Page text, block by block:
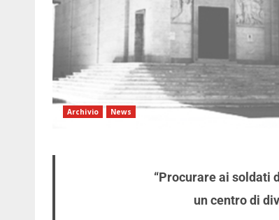
Archivio News
“Procurare ai soldati
un centro di